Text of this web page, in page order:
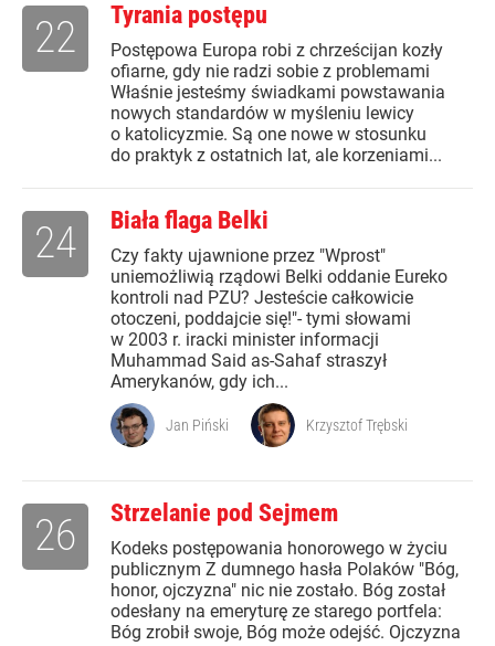
Tyrania postępu
Postępowa Europa robi z chrześcijan kozły
ofiarne, gdy nie radzi sobie z problemami
Właśnie jesteśmy świadkami powstawania
nowych standardów w myśleniu lewicy
o katolicyzmie. Są one nowe w stosunku
do praktyk z ostatnich lat, ale korzeniami...
22
Biała flaga Belki
Czy fakty ujawnione przez "Wprost"
uniemożliwią rządowi Belki oddanie Eureko
kontroli nad PZU? Jesteście całkowicie
otoczeni, poddajcie się!"- tymi słowami
w 2003 r. iracki minister informacji
Muhammad Said as-Sahaf straszył
Amerykanów, gdy ich...
24
Jan Piński Krzysztof Trębski
Strzelanie pod Sejmem
Kodeks postępowania honorowego w życiu
publicznym Z dumnego hasła Polaków "Bóg,
honor, ojczyzna" nic nie zostało. Bóg został
odesłany na emeryturę ze starego portfela:
Bóg zrobił swoje, Bóg może odejść. Ojczyzna
26